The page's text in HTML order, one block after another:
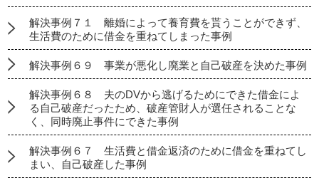
解決事例７１ 離婚によって養育費を貰うことができず、
生活費のために借金を重ねてしまった事例
解決事例６９ 事業が悪化し廃業と自己破産を決めた事例
解決事例６８ 夫のDVから逃げるためにできた借金によ
る自己破産だったため、破産管財人が選任されることな
く、同時廃止事件にできた事例
解決事例６７ 生活費と借金返済のために借金を重ねてし
まい、自己破産した事例